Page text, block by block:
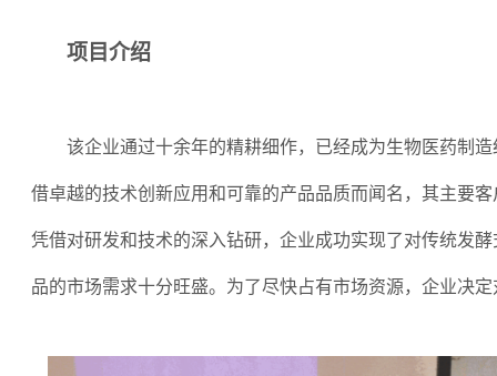
项目介绍
该企业通过十余年的精耕细作，已经成为生物医药制造
借卓越的技术创新应用和可靠的产品品质而闻名，其主要
凭借对研发和技术的深入钻研，企业成功实现了对传统发
品的市场需求十分旺盛。为了尽快占有市场资源，企业决